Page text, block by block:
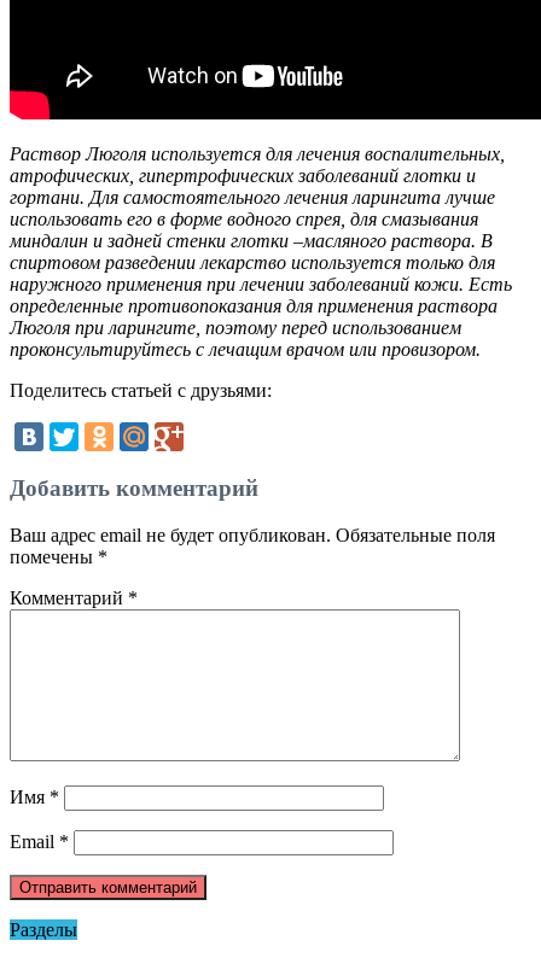
Раствор Люголя используется для лечения воспалительных,
атрофических, гипертрофических заболеваний глотки и
гортани. Для самостоятельного лечения ларингита лучше
использовать его в форме водного спрея, для смазывания
миндалин и задней стенки глотки –масляного раствора. В
спиртовом разведении лекарство используется только для
наружного применения при лечении заболеваний кожи. Есть
определенные противопоказания для применения раствора
Люголя при ларингите, поэтому перед использованием
проконсультируйтесь с лечащим врачом или провизором.
Поделитесь статьей с друзьями:
Добавить комментарий
Ваш адрес email не будет опубликован. Обязательные поля
помечены *
Комментарий *
Имя *
Email *
Разделы